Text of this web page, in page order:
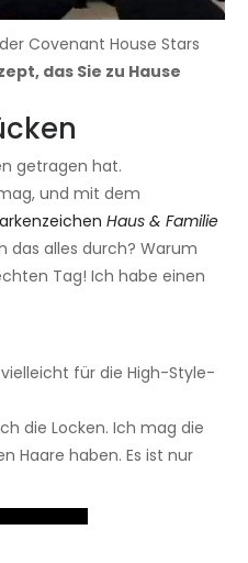
Covenant House Stars
das Sie zu Hause
getragen hat.
und mit dem
Haus & Familie
das alles durch? Warum
Tag! Ich habe einen
für die High-Style-
die Locken. Ich mag die
Haare haben. Es ist nur